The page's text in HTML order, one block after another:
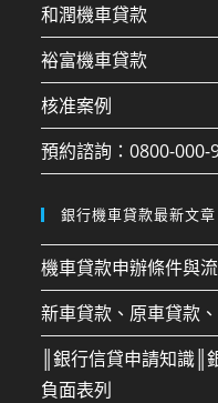
和潤機車貸款
裕富機車貸款
核准案例
預約諮詢：0800-000-
銀行機車貸款最新文章
機車貸款申辦條件與
新車貸款、原車貸款
║銀行信貸申請知識
負面表列